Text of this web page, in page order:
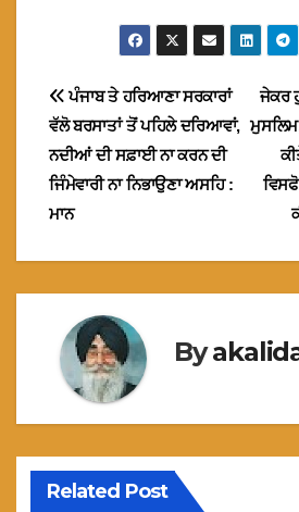
Post
navigation
ਜੇਕਰ
ਪੰਜਾਬ ਤੇ ਹਰਿਆਣਾ ਸਰਕਾਰਾਂ
ਵੱਲੋ ਬਰਸਾਤਾਂ ਤੋਂ ਪਹਿਲੇ ਦਰਿਆਵਾਂ,
ਨਦੀਆਂ ਦੀ ਸਫ਼ਾਈ ਨਾ ਕਰਨ ਦੀ
ਜਿੰਮੇਵਾਰੀ ਨਾ ਨਿਭਾਉਣਾ ਅਸਹਿ :
ਮਾਨ
By
Related Post